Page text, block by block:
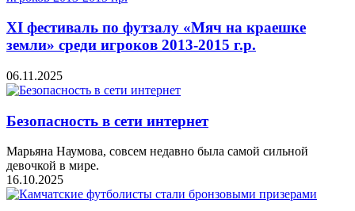
XI фестиваль по футзалу «Мяч на краешке
земли» среди игроков 2013-2015 г.р.
06.11.2025
Безопасность в сети интернет
Марьяна Наумова, совсем недавно была самой сильной
девочкой в мире.
16.10.2025